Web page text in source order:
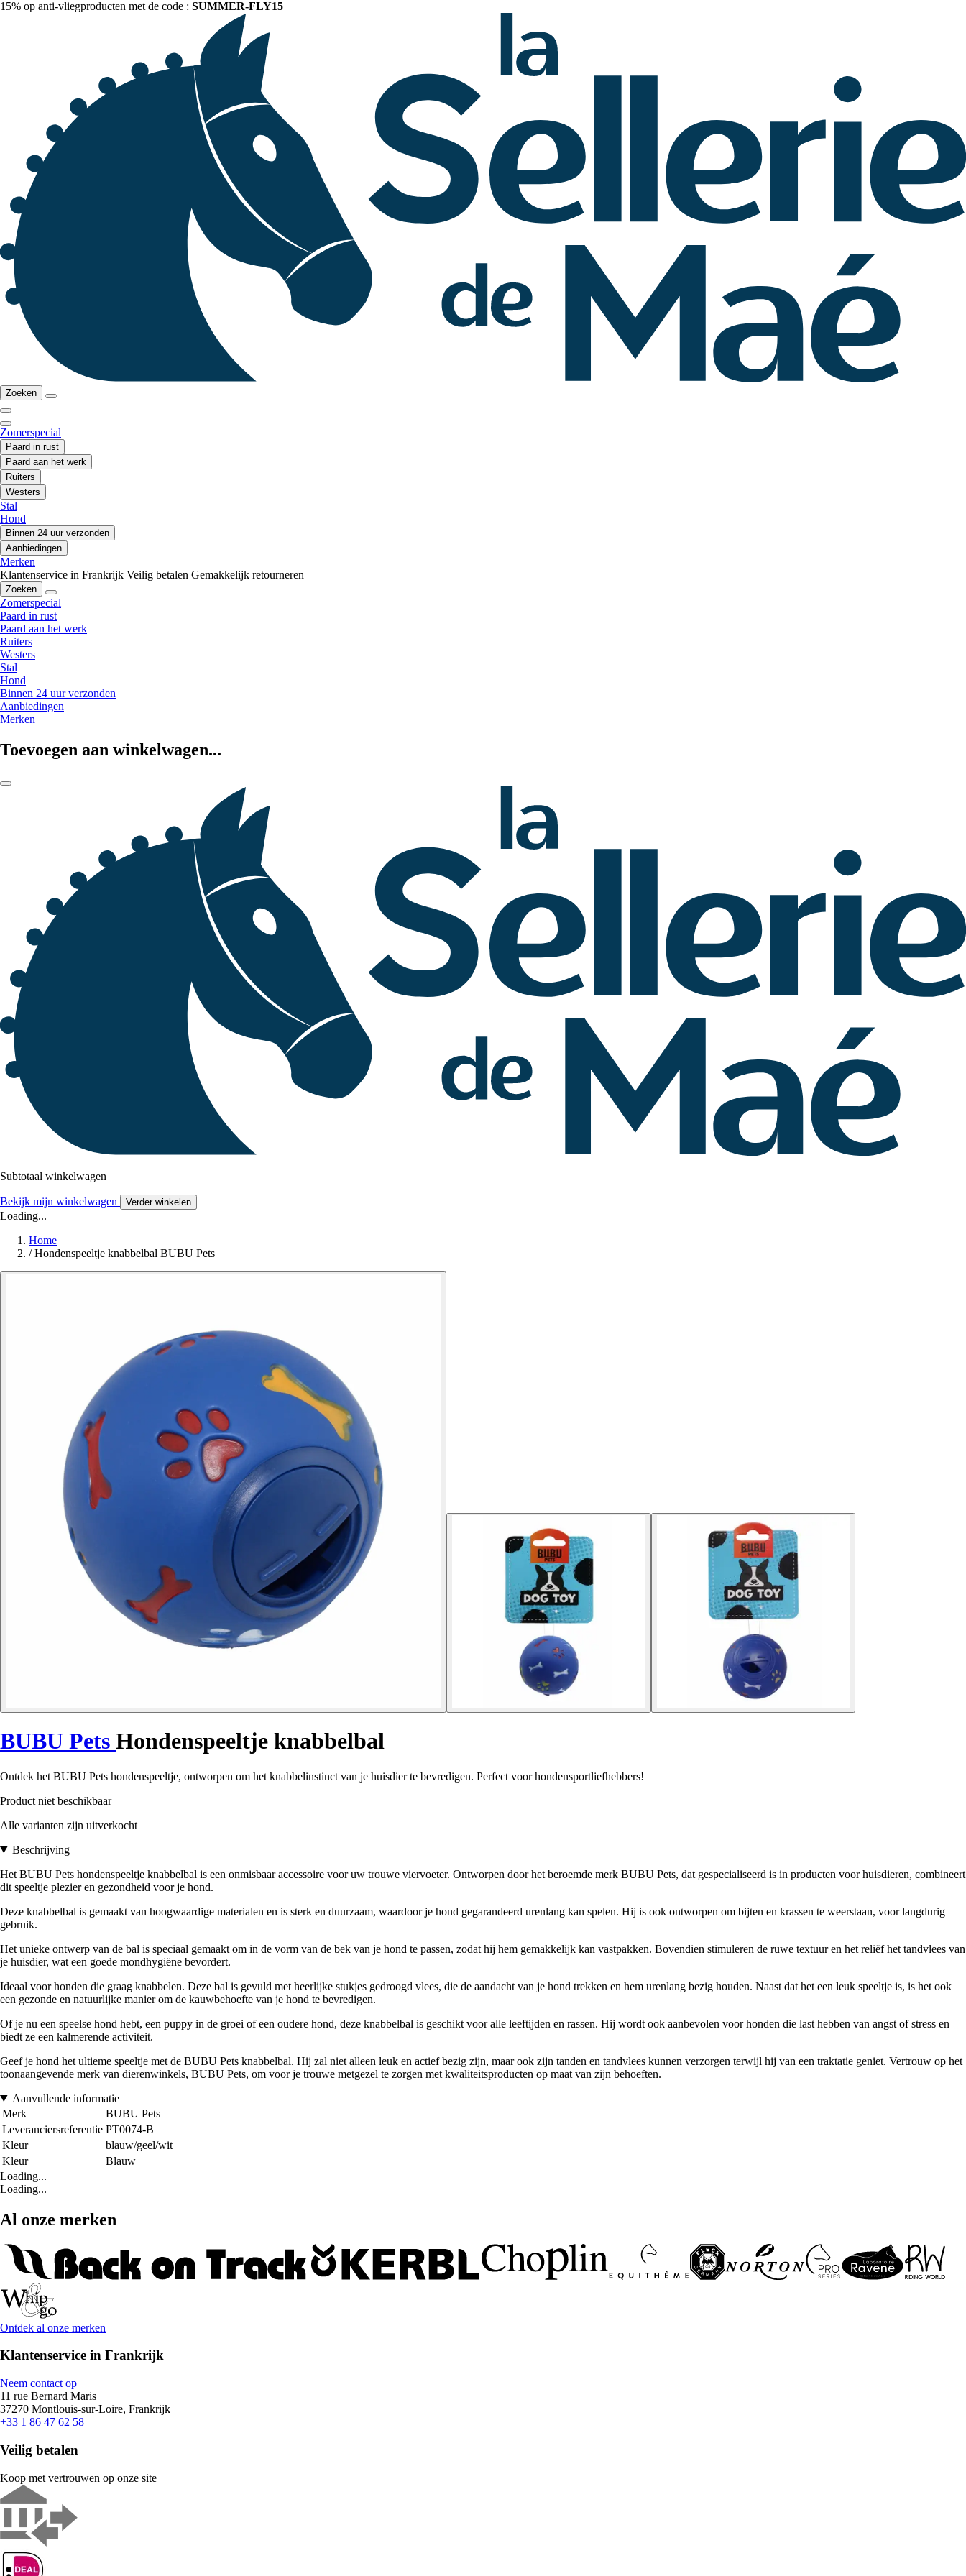
15% op anti-vliegproducten met de code : SUMMER-FLY15
Zoeken
Zomerspecial
Paard in rust
Paard aan het werk
Ruiters
Westers
Stal
Hond
Binnen 24 uur verzonden
Aanbiedingen
Merken
Klantenservice in Frankrijk Veilig betalen Gemakkelijk retourneren
Zoeken
Zomerspecial
Paard in rust
Paard aan het werk
Ruiters
Westers
Stal
Hond
Binnen 24 uur verzonden
Aanbiedingen
Merken
Toevoegen aan winkelwagen...
Subtotaal winkelwagen
Bekijk mijn winkelwagen Verder winkelen
Loading...
Home
/ Hondenspeeltje knabbelbal BUBU Pets
BUBU Pets Hondenspeeltje knabbelbal
Ontdek het BUBU Pets hondenspeeltje, ontworpen om het knabbelinstinct van je huisdier te bevredigen. Perfect voor hondensportliefhebbers!
Product niet beschikbaar
Alle varianten zijn uitverkocht
Beschrijving
Het BUBU Pets hondenspeeltje knabbelbal is een onmisbaar accessoire voor uw trouwe viervoeter. Ontworpen door het beroemde merk BUBU Pets, dat gespecialiseerd is in producten voor huisdieren, combineert
dit speeltje plezier en gezondheid voor je hond.
Deze knabbelbal is gemaakt van hoogwaardige materialen en is sterk en duurzaam, waardoor je hond gegarandeerd urenlang kan spelen. Hij is ook ontworpen om bijten en krassen te weerstaan, voor langdurig
gebruik.
Het unieke ontwerp van de bal is speciaal gemaakt om in de vorm van de bek van je hond te passen, zodat hij hem gemakkelijk kan vastpakken. Bovendien stimuleren de ruwe textuur en het reliëf het tandvlees van
je huisdier, wat een goede mondhygiëne bevordert.
Ideaal voor honden die graag knabbelen. Deze bal is gevuld met heerlijke stukjes gedroogd vlees, die de aandacht van je hond trekken en hem urenlang bezig houden. Naast dat het een leuk speeltje is, is het ook
een gezonde en natuurlijke manier om de kauwbehoefte van je hond te bevredigen.
Of je nu een speelse hond hebt, een puppy in de groei of een oudere hond, deze knabbelbal is geschikt voor alle leeftijden en rassen. Hij wordt ook aanbevolen voor honden die last hebben van angst of stress en
biedt ze een kalmerende activiteit.
Geef je hond het ultieme speeltje met de BUBU Pets knabbelbal. Hij zal niet alleen leuk en actief bezig zijn, maar ook zijn tanden en tandvlees kunnen verzorgen terwijl hij van een traktatie geniet. Vertrouw op het
toonaangevende merk van dierenwinkels, BUBU Pets, om voor je trouwe metgezel te zorgen met kwaliteitsproducten op maat van zijn behoeften.
Aanvullende informatie
Merk
BUBU Pets
Leveranciersreferentie PT0074-B
Kleur
blauw/geel/wit
Kleur
Blauw
Loading...
Loading...
Al onze merken
Ontdek al onze merken
Klantenservice in Frankrijk
Neem contact op
11 rue Bernard Maris
37270 Montlouis-sur-Loire, Frankrijk
+33 1 86 47 62 58
Veilig betalen
Koop met vertrouwen op onze site